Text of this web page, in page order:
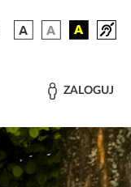
ZALOGUJ